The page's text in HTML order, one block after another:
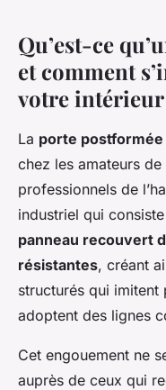
Qu’est-ce
et comment
votre
La porte postformée
chez les amateurs
professionnels de
industriel qui
panneau recouvert
résistantes, créant
structurés qui imitent
adoptent des lignes
Cet engouement ne
auprès de ceux qui